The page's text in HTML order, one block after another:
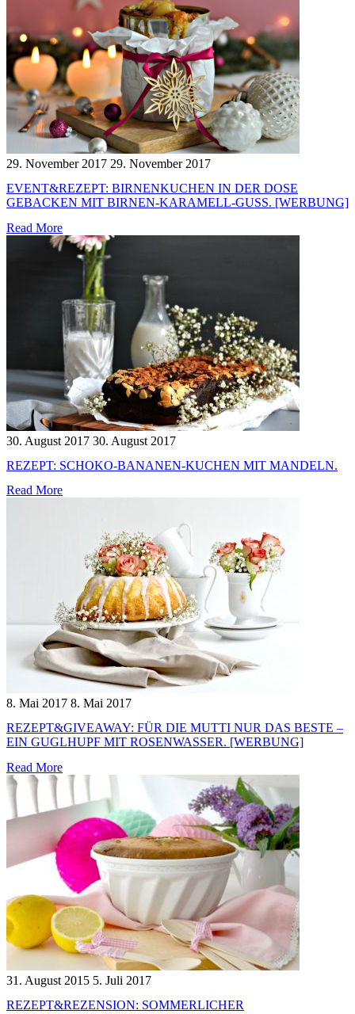
29. November 2017 29. November 2017
EVENT&REZEPT: BIRNENKUCHEN IN DER DOSE
GEBACKEN MIT BIRNEN-KARAMELL-GUSS. [WERBUNG]
Read More
30. August 2017 30. August 2017
REZEPT: SCHOKO-BANANEN-KUCHEN MIT MANDELN.
Read More
8. Mai 2017 8. Mai 2017
REZEPT&GIVEAWAY: FÜR DIE MUTTI NUR DAS BESTE –
EIN GUGLHUPF MIT ROSENWASSER. [WERBUNG]
Read More
31. August 2015 5. Juli 2017
REZEPT&REZENSION: SOMMERLICHER